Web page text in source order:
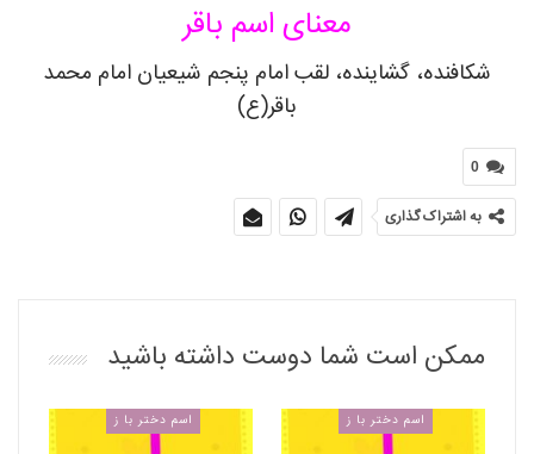
معنای اسم باقر
شکافنده، گشاینده، لقب امام پنجم شیعیان امام محمد
باقر(ع)
0
به اشتراک گذاری
ممکن است شما دوست داشته باشید
اسم دختر با ز اسم دختر با ز